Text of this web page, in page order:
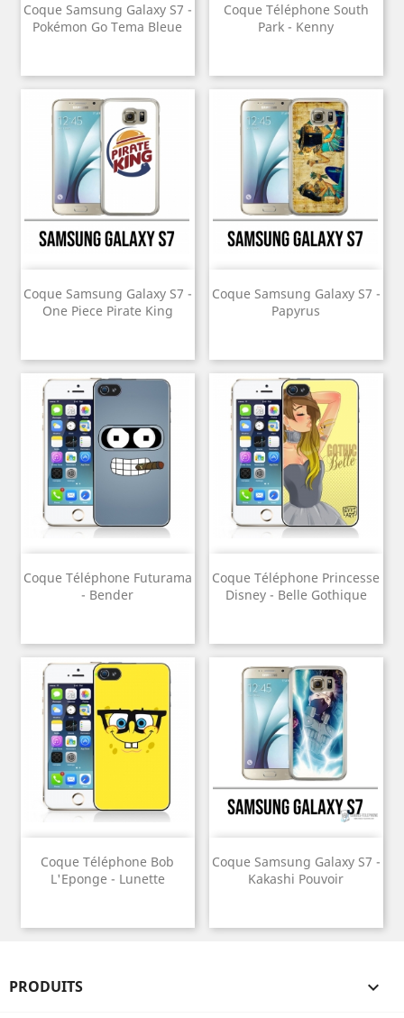
Coque Samsung Galaxy S7 -
Pokémon Go Tema Bleue
Coque Téléphone South
Park - Kenny
Coque Samsung Galaxy S7 -
One Piece Pirate King
Coque Samsung Galaxy S7 -
Papyrus
Coque Téléphone Futurama
- Bender
Coque Téléphone Princesse
Disney - Belle Gothique
Coque Téléphone Bob
L'Eponge - Lunette
Coque Samsung Galaxy S7 -
Kakashi Pouvoir
PRODUITS 